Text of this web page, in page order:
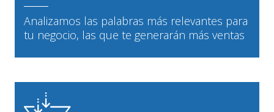
Analizamos las palabras más relevantes para
tu negocio, las que te generarán más ventas